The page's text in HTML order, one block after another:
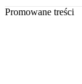
Promowane treści